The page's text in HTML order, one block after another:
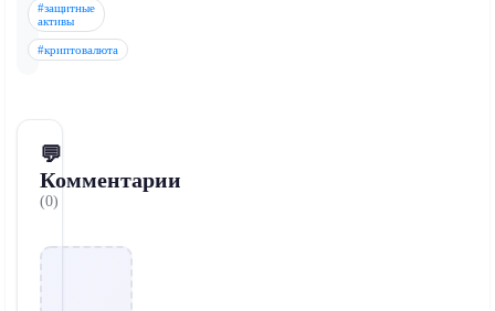
#защитные
активы
#криптовалюта
💬
Комментарии
(0)